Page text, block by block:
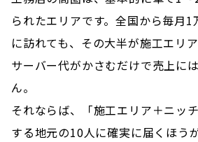
られたエリアです。全国から毎月
に訪れても、その大半が施工エリ
サーバー代がかさむだけで売上に
ん。
それならば、「施工エリア＋ニッ
する地元の10人に確実に届くほう